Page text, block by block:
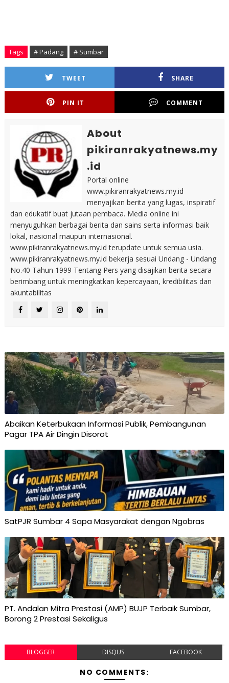
Tags # Padang # Sumbar
TWEET SHARE
PIN IT COMMENT
About
pikiranrakyatnews.my
.id
Portal online
www.pikiranrakyatnews.my.id
menyajikan berita yang lugas, inspiratif
dan edukatif buat jutaan pembaca. Media online ini
menyuguhkan berbagai berita dan sains serta informasi baik
lokal, nasional maupun internasional.
www.pikiranrakyatnews.my.id terupdate untuk semua usia.
www.pikiranrakyatnews.my.id bekerja sesuai Undang - Undang
No.40 Tahun 1999 Tentang Pers yang disajikan berita secara
berimbang untuk meningkatkan kepercayaan, kredibilitas dan
akuntabilitas
Abaikan Keterbukaan Informasi Publik, Pembangunan
Pagar TPA Air Dingin Disorot
SatPJR Sumbar 4 Sapa Masyarakat dengan Ngobras
PT. Andalan Mitra Prestasi (AMP) BUJP Terbaik Sumbar,
Borong 2 Prestasi Sekaligus
BLOGGER DISQUS FACEBOOK
NO COMMENTS: